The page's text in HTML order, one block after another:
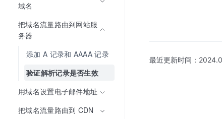
域名
把域名流量路由到网站服
务器
添加 A 记录和 AAAA 记录
验证解析记录是否生效
用域名设置电子邮件地址
把域名流量路由到 CDN
最近更新时间：